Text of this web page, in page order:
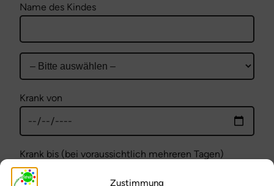
Zustimmung
Name des Kindes
Krank von
Krank bis (bei voraussichtlich mehreren Tagen)